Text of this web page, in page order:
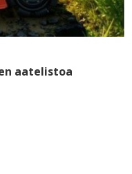
aatelistoa